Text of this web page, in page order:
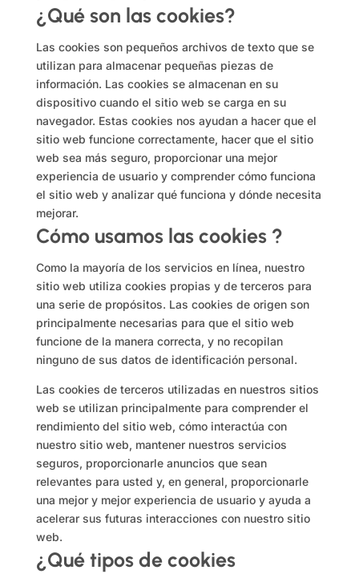
¿Qué son las cookies?
Las cookies son pequeños archivos de texto que se
utilizan para almacenar pequeñas piezas de
información. Las cookies se almacenan en su
dispositivo cuando el sitio web se carga en su
navegador. Estas cookies nos ayudan a hacer que el
sitio web funcione correctamente, hacer que el sitio
web sea más seguro, proporcionar una mejor
experiencia de usuario y comprender cómo funciona
el sitio web y analizar qué funciona y dónde necesita
mejorar.
Cómo usamos las cookies ?
Como la mayoría de los servicios en línea, nuestro
sitio web utiliza cookies propias y de terceros para
una serie de propósitos. Las cookies de origen son
principalmente necesarias para que el sitio web
funcione de la manera correcta, y no recopilan
ninguno de sus datos de identificación personal.
Las cookies de terceros utilizadas en nuestros sitios
web se utilizan principalmente para comprender el
rendimiento del sitio web, cómo interactúa con
nuestro sitio web, mantener nuestros servicios
seguros, proporcionarle anuncios que sean
relevantes para usted y, en general, proporcionarle
una mejor y mejor experiencia de usuario y ayuda a
acelerar sus futuras interacciones con nuestro sitio
web.
¿Qué tipos de cookies